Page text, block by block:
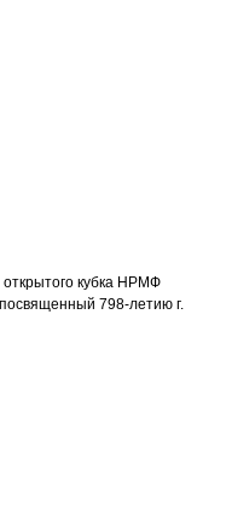
открытого кубка НРМФ
798-летию г.